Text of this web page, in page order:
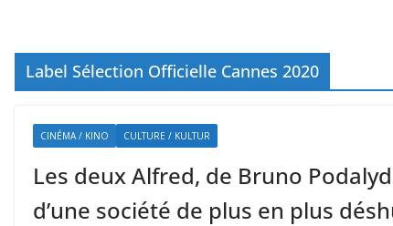
Label Sélection Officielle Cannes 2020
CINÉMA / KINO CULTURE / KULTUR
Les deux Alfred, de Bruno
d’une société de plus en plus